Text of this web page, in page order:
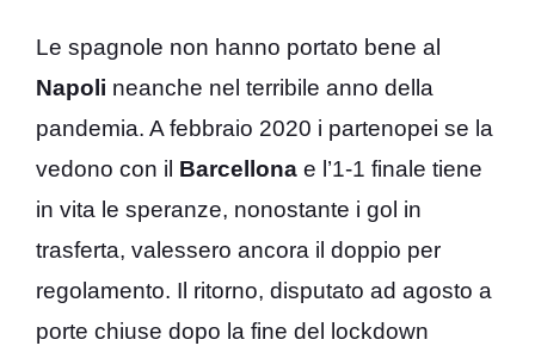
Le spagnole non hanno portato bene al
Napoli neanche nel terribile anno della
pandemia. A febbraio 2020 i partenopei se la
vedono con il Barcellona e l’1-1 finale tiene
in vita le speranze, nonostante i gol in
trasferta, valessero ancora il doppio per
regolamento. Il ritorno, disputato ad agosto a
porte chiuse dopo la fine del lockdown